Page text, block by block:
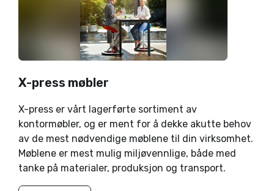
X-press møbler
X-press er vårt lagerførte sortiment av
kontormøbler, og er ment for å dekke akutte behov
av de mest nødvendige møblene til din virksomhet.
Møblene er mest mulig miljøvennlige, både med
tanke på materialer, produksjon og transport.